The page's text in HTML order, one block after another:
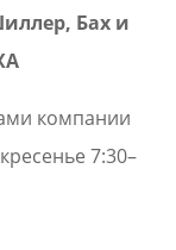
Бах и
компании
7:30–